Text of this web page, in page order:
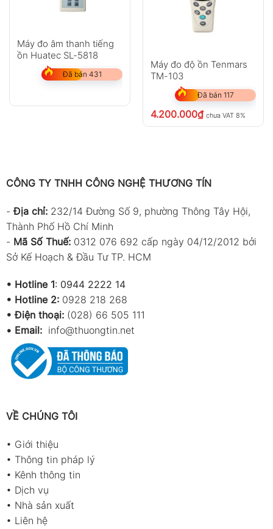
Máy đo âm thanh tiếng
ồn Huatec SL-5818
Đã bán 431
Máy đo độ ồn Tenmars
TM-103
Đã bán 117
4.200.000₫ chưa VAT 8%
CÔNG TY TNHH CÔNG NGHỆ THƯƠNG TÍN
-Địa chỉ: 232/14 Đường Số 9, phường Thông Tây Hội,
Thành Phố Hồ Chí Minh
- Mã Số Thuế: 0312 076 692 cấp ngày 04/12/2012 bởi
Sở Kế Hoạch & Đầu Tư TP. HCM
• Hotline 1: 0944 2222 14
• Hotline 2: 0928 218 268
• Điện thoại: (028) 66 505 111
• Email: info@thuongtin.net
VỀ CHÚNG TÔI
• Giới thiệu
• Thông tin pháp lý
• Kênh thông tin
• Dịch vụ
• Nhà sản xuất
• Liên hệ